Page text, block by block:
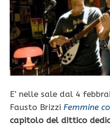
E’ nelle sale dal 4
Fausto Brizzi Femmine
capitolo del dittico